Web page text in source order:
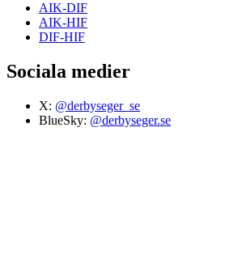
AIK-DIF
AIK-HIF
DIF-HIF
Sociala medier
X: @derbyseger_se
BlueSky: @derbyseger.se